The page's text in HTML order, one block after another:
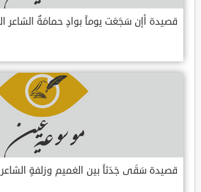
قصيدة أإن سَجَعَت يوماً بوادٍ حمامَةٌ الشاعر
قصيدة سَقَى جَدَثاً بين الغميم وزلفةٍ